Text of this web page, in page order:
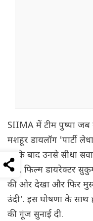
SIIMA में टीम पुष्पा जब
मशहूर डायलॉग 'पार्टी
इसके बाद उनसे सीधा
नहीं. फिल्म डायरेक्टर
की ओर देखा और फिर
उंदी'. इस घोषणा के साथ
की गूंज सुनाई दी.